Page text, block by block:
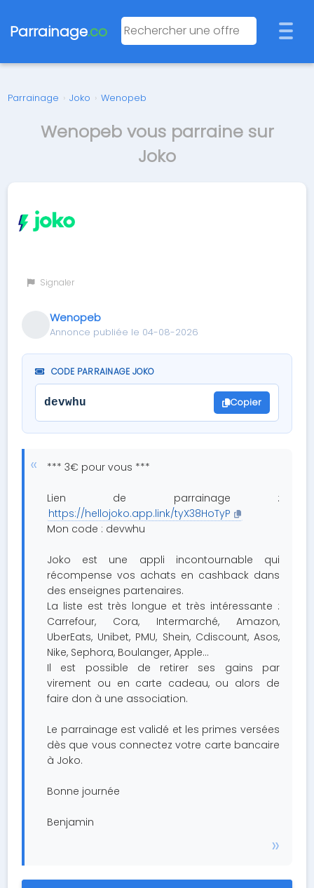
Parrainage.co
Parrainage › Joko › Wenopeb
Wenopeb vous parraine sur
Joko
Signaler
Wenopeb
Annonce publiée le 04-08-2026
CODE PARRAINAGE JOKO
devwhu Copier
*** 3€ pour vous ***
Lien de parrainage :
https://hellojoko.app.link/tyX38HoTyP
Mon code : devwhu
Joko est une appli incontournable qui
récompense vos achats en cashback dans
des enseignes partenaires.
La liste est très longue et très intéressante :
Carrefour, Cora, Intermarché, Amazon,
UberEats, Unibet, PMU, Shein, Cdiscount, Asos,
Nike, Sephora, Boulanger, Apple...
Il est possible de retirer ses gains par
virement ou en carte cadeau, ou alors de
faire don à une association.
Le parrainage est validé et les primes versées
dès que vous connectez votre carte bancaire
à Joko.
Bonne journée
Benjamin